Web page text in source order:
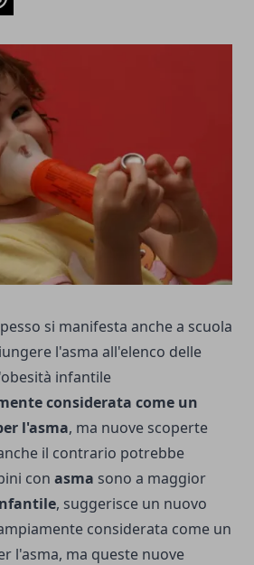
si manifesta anche a scuola
l'asma all'elenco delle
infantile
considerata come un
l'asma, ma nuove scoperte
il contrario potrebbe
con asma sono a maggior
, suggerisce un nuovo
considerata come un
l'asma, ma queste nuove